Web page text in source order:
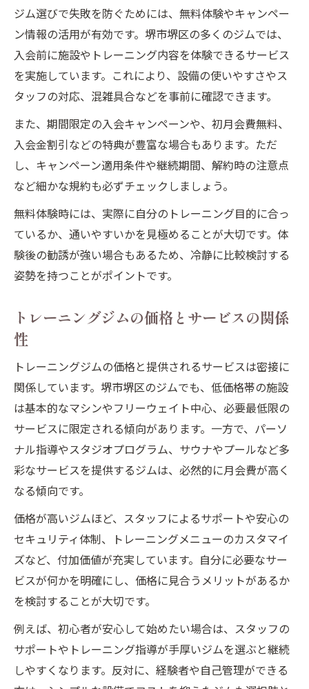
ジム選びで失敗を防ぐためには、無料体験やキャンペー
ン情報の活用が有効です。堺市堺区の多くのジムでは、
入会前に施設やトレーニング内容を体験できるサービス
を実施しています。これにより、設備の使いやすさやス
タッフの対応、混雑具合などを事前に確認できます。
また、期間限定の入会キャンペーンや、初月会費無料、
入会金割引などの特典が豊富な場合もあります。ただ
し、キャンペーン適用条件や継続期間、解約時の注意点
など細かな規約も必ずチェックしましょう。
無料体験時には、実際に自分のトレーニング目的に合っ
ているか、通いやすいかを見極めることが大切です。体
験後の勧誘が強い場合もあるため、冷静に比較検討する
姿勢を持つことがポイントです。
トレーニングジムの価格とサービスの関係
性
トレーニングジムの価格と提供されるサービスは密接に
関係しています。堺市堺区のジムでも、低価格帯の施設
は基本的なマシンやフリーウェイト中心、必要最低限の
サービスに限定される傾向があります。一方で、パーソ
ナル指導やスタジオプログラム、サウナやプールなど多
彩なサービスを提供するジムは、必然的に月会費が高く
なる傾向です。
価格が高いジムほど、スタッフによるサポートや安心の
セキュリティ体制、トレーニングメニューのカスタマイ
ズなど、付加価値が充実しています。自分に必要なサー
ビスが何かを明確にし、価格に見合うメリットがあるか
を検討することが大切です。
例えば、初心者が安心して始めたい場合は、スタッフの
サポートやトレーニング指導が手厚いジムを選ぶと継続
しやすくなります。反対に、経験者や自己管理ができる